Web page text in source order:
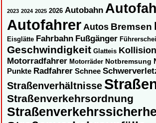
2023 2024 2025 2026 Autobahn
AutofahrerAutos Bremsen
Eisglätte Fahrbahn Fußgänger
Geschwindigkeit Glatteis Kollision
Motorradfahrer Motorräder Notbremsung
Punkte Radfahrer Schnee
Straßenverhältnisse
Straßenverkehrsordnung